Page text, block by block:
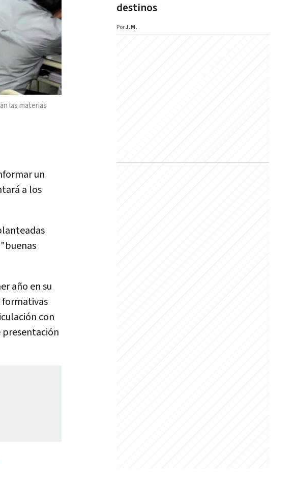
las materias
un
a los
año en su
formativas
con
presentación
destinos
PorJ.M.